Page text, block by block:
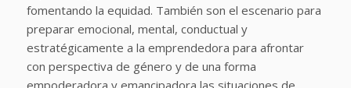
fomentando la equidad. También son el escenario para
preparar emocional, mental, conductual y
estratégicamente a la emprendedora para afrontar
con perspectiva de género y de una forma
empoderadora y emancipadora las situaciones de